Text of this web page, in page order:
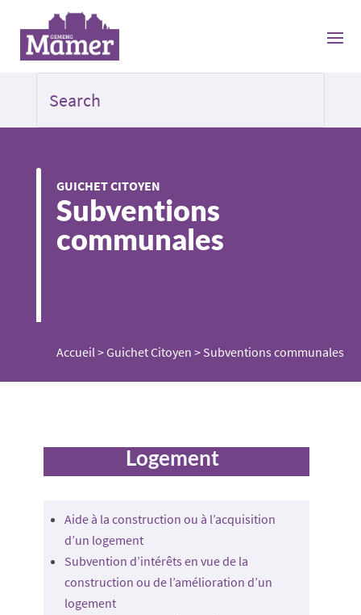
GUICHET CITOYEN
Subventions
communales
Accueil>Guichet Citoyen > Subventions communales
Logement
Aide à la construction ou à l’acquisition
d’un logement
Subvention d’intérêts en vue de la
construction ou de l’amélioration d’un
logement